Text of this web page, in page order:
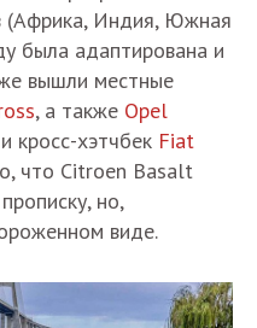
(Африка, Индия, Южная
была адаптирована и
вышли местные
, а также Opel
кросс-хэтчбек Fiat
что Citroen Basalt
но,
виде.